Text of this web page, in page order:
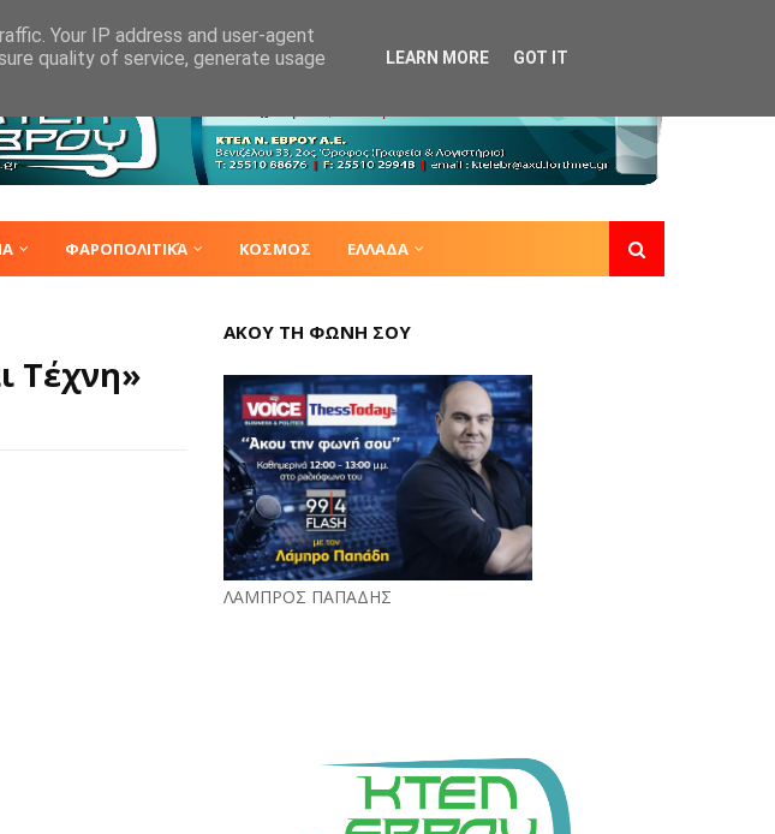
ΦΑΡΟΠΟΛΙΤΙΚΆ ΚΟΣΜΟΣ ΕΛΛΑΔΑ
Τέχνη»
ΑΚΟΥ ΤΗ ΦΩΝΗ ΣΟΥ
ΛΑΜΠΡΟΣ ΠΑΠΑΔΗΣ
Your IP address and user-agent
quality of service, generate usage
LEARN MORE GOT IT